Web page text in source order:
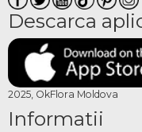
Comandă
Paște
Alege aranjamentul dorit,
Poți adăuga un mesaj
Descarca
2025, OkFlora Moldova
Informatii